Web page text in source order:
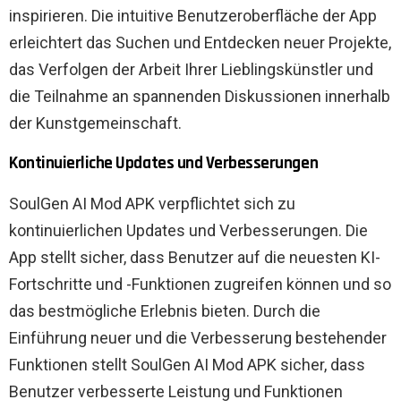
inspirieren. Die intuitive Benutzeroberfläche der App
erleichtert das Suchen und Entdecken neuer Projekte,
das Verfolgen der Arbeit Ihrer Lieblingskünstler und
die Teilnahme an spannenden Diskussionen innerhalb
der Kunstgemeinschaft.
Kontinuierliche Updates und Verbesserungen
SoulGen AI Mod APK verpflichtet sich zu
kontinuierlichen Updates und Verbesserungen. Die
App stellt sicher, dass Benutzer auf die neuesten KI-
Fortschritte und -Funktionen zugreifen können und so
das bestmögliche Erlebnis bieten. Durch die
Einführung neuer und die Verbesserung bestehender
Funktionen stellt SoulGen AI Mod APK sicher, dass
Benutzer verbesserte Leistung und Funktionen